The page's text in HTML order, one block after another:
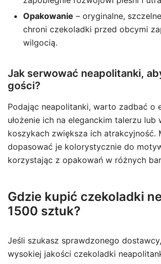
Opakowanie – oryginalne,
chroni czekoladki przed obcymi
wilgocią.
Jak serwować neapolitanki,
gości?
Podając neapolitanki, warto zadbać o
ułożenie ich na eleganckim talerzu lub
koszykach zwiększa ich atrakcyjność.
dopasować je kolorystycznie do
korzystając z opakowań w różnych
Gdzie kupić czekoladki
1500 sztuk?
Jeśli szukasz sprawdzonego
wysokiej jakości czekoladki